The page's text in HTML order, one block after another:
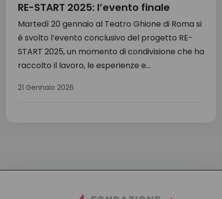
RE-START 2025: l’evento finale
Martedì 20 gennaio al Teatro Ghione di Roma si
è svolto l’evento conclusivo del progetto RE-
START 2025, un momento di condivisione che ha
raccolto il lavoro, le esperienze e...
21 Gennaio 2026